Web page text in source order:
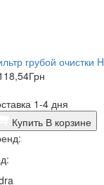
грубой очистки
Грн
1-4 дня
Купить В корзине